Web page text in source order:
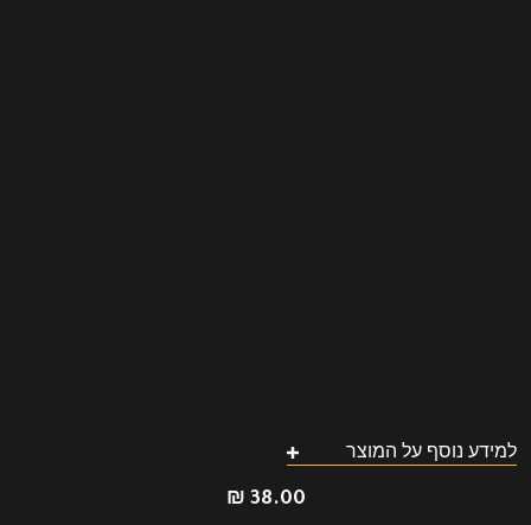
למידע נוסף על המוצר
₪ 38.00